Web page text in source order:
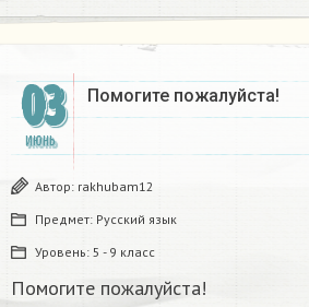
03
ИЮНЬ
Помогите пожалуйста!
Автор: rakhubam12
Предмет: Русский язык
Уровень: 5 - 9 класс
Помогите пожалуйста!